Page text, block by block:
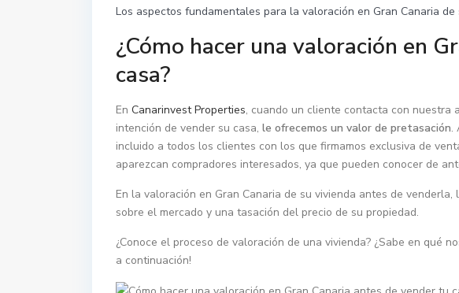
Los aspectos fundamentales para la valoración en Gran Canaria de
¿Cómo hacer una valoración en
casa?
En Canarinvest Properties, cuando un cliente contacta con nuestra
intención de vender su casa, le ofrecemos un valor de pretasación.
incluido a todos los clientes con los que firmamos exclusiva de
aparezcan compradores interesados, ya que pueden conocer de
En la valoración en Gran Canaria de su vivienda antes de
sobre el mercado y una tasación del precio de su propiedad.
¿Conoce el proceso de valoración de una vivienda? ¿Sabe en qué
a continuación!